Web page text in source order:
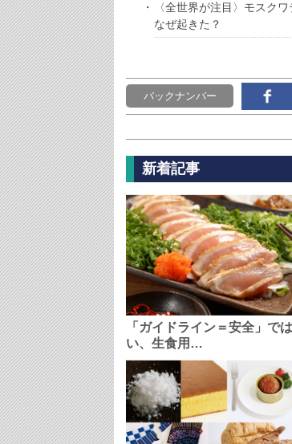
〈全世界が注目〉モスク
なぜ起きた？
バックナンバー
新着記事
「ガイドライン＝安全」で
い、生食用…